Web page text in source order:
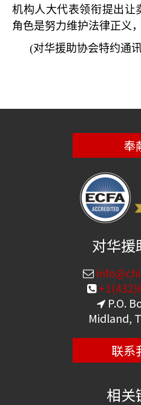
机构人大代表领衔提出让
角色是努力维护法律正义
(对华援助协会特约通
奉
对华援
P.O.
Midland,
联系
相关